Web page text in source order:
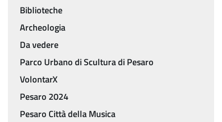
Biblioteche
Archeologia
Da vedere
Parco Urbano di Scultura di Pesaro
VolontarX
Pesaro 2024
Pesaro Città della Musica